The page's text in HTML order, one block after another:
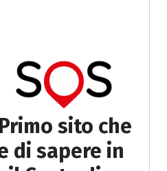
sito che
di sapere in